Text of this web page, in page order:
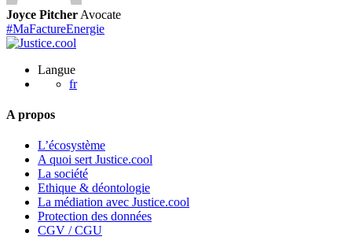
« MaFactureEnergie »
Joyce Pitcher Avocate
#MaFactureEnergie
Langue
fr
A propos
L’écosystème
A quoi sert Justice.cool
La société
Ethique & déontologie
La médiation avec Justice.cool
Protection des données
CGV / CGU